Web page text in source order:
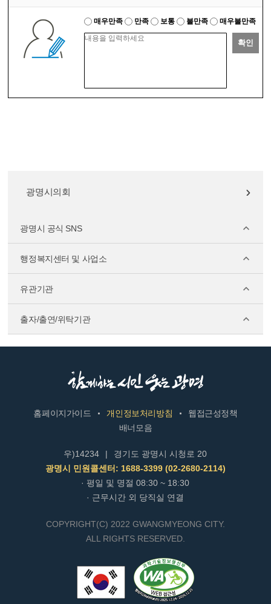
매우만족 만족 보통 불만족 매우불만족
확인
광명시의회
광명시 공식 SNS
행정복지센터 및 사업소
유관기관
출자/출연/위탁기관
홈페이지가이드 개인정보처리방침
웹접근성정책
배너모음
우)14234 |
경기도 광명시 시청로 20
광명시 민원콜센터: 1688-3399 (02-2680-2114)
· 평일 및 명절 08:30 ~ 18:30
· 근무시간 외 당직실 연결
COPYRIGHT(C) 2022 GWANGMYEONG CITY.
ALL RIGHTS RESERVED.